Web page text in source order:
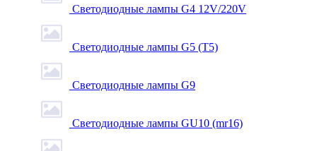
Светодиодные лампы G4 12V/220V
Светодиодные лампы G5 (T5)
Светодиодные лампы G9
Светодиодные лампы GU10 (mr16)